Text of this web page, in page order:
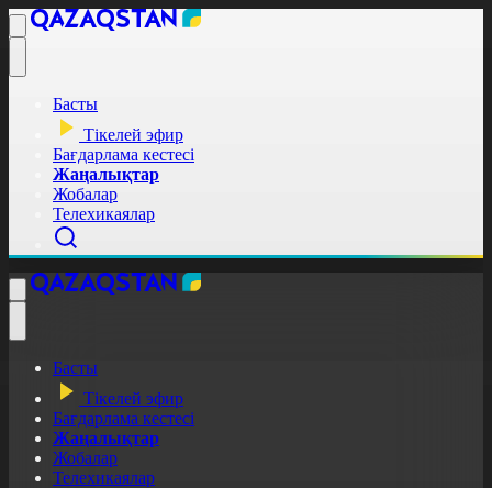
Басты
Тікелей эфир
Бағдарлама кестесі
Жаңалықтар
Жобалар
Телехикаялар
Басты
Тікелей эфир
Бағдарлама кестесі
Жаңалықтар
Жобалар
Телехикаялар